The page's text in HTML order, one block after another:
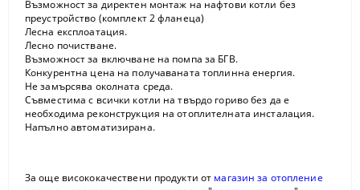
Възможност за директен монтаж на нафтови котли без
преустройство (комплект 2 фланеца)
Лесна експлоатация.
Лесно почистване.
Възможност за включване на помпа за БГВ.
Конкурентна цена на получаваната топлинна енергия.
Не замърсява околната среда.
Съвместима с всички котли на твърдо гориво без да е
необходима реконструкция на отоплителната инсталация.
Напълно автоматизирана.
За още висококачествени продукти от магазин за отопление